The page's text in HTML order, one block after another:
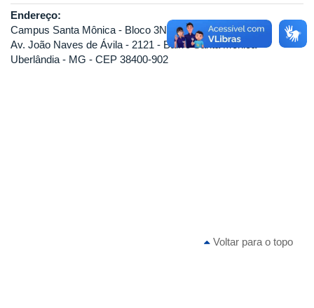
Endereço:
Campus Santa Mônica - Bloco 3N - Sala 322
Av. João Naves de Ávila - 2121 - Bairro Santa Mônica
Uberlândia - MG - CEP 38400-902
Voltar para o topo